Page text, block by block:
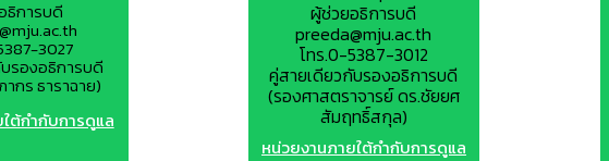
ธิการบดี
3027
รองอธิการบดี
กร ธาราฉาย)
ต้กำกับการดูแล
ผู้ช่วยอธิการบดี
preeda@mju.ac.th
โทร.0-5387-3012
คู่สายเดียวกับรองอธิการบดี
(รองศาสตราจารย์ ดร.ชัยยศ
สัมฤทธิ์สกุล)
หน่วยงานภายใต้กำกับการดูแล